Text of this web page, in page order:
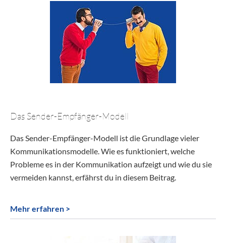
Das Sender-Empfänger-Modell
Das Sender-Empfänger-Modell ist die Grundlage vieler
Kommunikationsmodelle. Wie es funktioniert, welche
Probleme es in der Kommunikation aufzeigt und wie du sie
vermeiden kannst, erfährst du in diesem Beitrag.
Mehr erfahren >